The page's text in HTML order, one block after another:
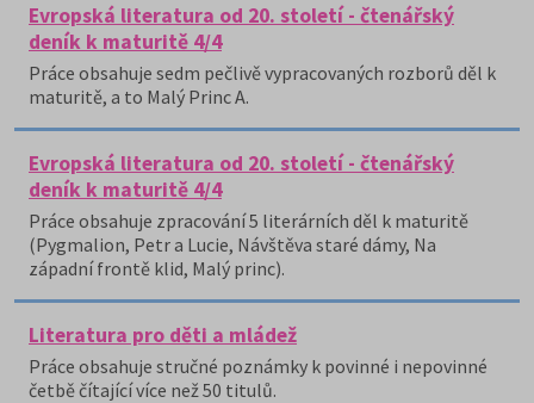
Evropská literatura od 20. století - čtenářský
deník k maturitě 4/4
Práce obsahuje sedm pečlivě vypracovaných rozborů děl k
maturitě, a to Malý Princ A.
Evropská literatura od 20. století - čtenářský
deník k maturitě 4/4
Práce obsahuje zpracování 5 literárních děl k maturitě
(Pygmalion, Petr a Lucie, Návštěva staré dámy, Na
západní frontě klid, Malý princ).
Literatura pro děti a mládež
Práce obsahuje stručné poznámky k povinné i nepovinné
četbě čítající více než 50 titulů.